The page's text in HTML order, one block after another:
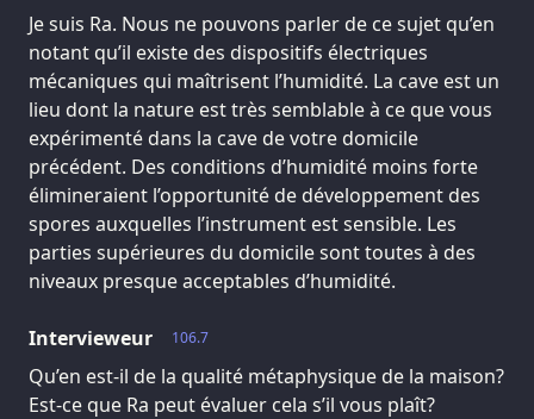
Je suis Ra. Nous ne pouvons parler de ce sujet qu’en
notant qu’il existe des dispositifs électriques
mécaniques qui maîtrisent l’humidité. La cave est un
lieu dont la nature est très semblable à ce que vous
expérimenté dans la cave de votre domicile
précédent. Des conditions d’humidité moins forte
élimineraient l’opportunité de développement des
spores auxquelles l’instrument est sensible. Les
parties supérieures du domicile sont toutes à des
niveaux presque acceptables d’humidité.
106.7
Intervieweur
Qu’en est-il de la qualité métaphysique de la maison?
Est-ce que Ra peut évaluer cela s’il vous plaît?